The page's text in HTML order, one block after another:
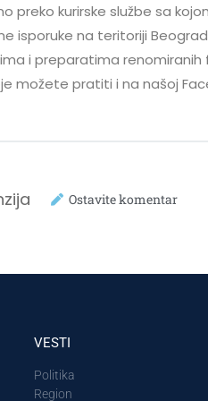
preko kurirske službe sa
isporuke na teritoriji
i preparatima renomiranih
možete pratiti i na našoj
Ostavite komentar
VESTI
Politika
Region